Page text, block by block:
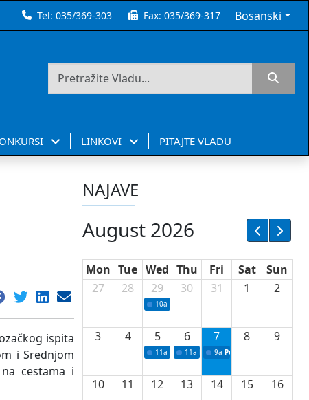
Tel:035/369-303 Fax:035/369-317 Bosanski
LINKOVI PITAJTE VLADU
ispita
i Srednjom
cestama i
NAJAVE
August 2026
Mon Tue Wed Thu Fri Sat
Sun
27
28 29
10a Potpisivanje ugovora sa neprofitnim
30 31 1 2
3 4 5
11a Potpisivanje ugovora o stipendijama
6
11a Podrška razvoju vodne
7
9a Početak izgradnje nove
8 9
10 11 12 13 14 15 16